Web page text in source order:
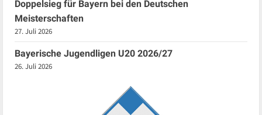
Doppelsieg für Bayern bei den Deutschen
Meisterschaften
27. Juli 2026
Bayerische Jugendligen U20 2026/27
26. Juli 2026